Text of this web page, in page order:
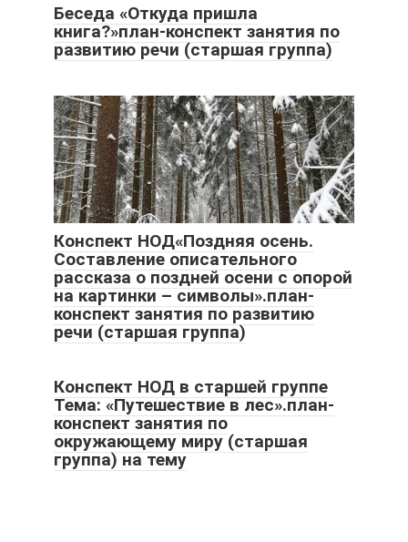
Беседа «Откуда пришла
книга?»план-конспект занятия по
развитию речи (старшая группа)
Конспект НОД«Поздняя осень.
Составление описательного
рассказа о поздней осени с опорой
на картинки – символы».план-
конспект занятия по развитию
речи (старшая группа)
Конспект НОД в старшей группе
Тема: «Путешествие в лес».план-
конспект занятия по
окружающему миру (старшая
группа) на тему